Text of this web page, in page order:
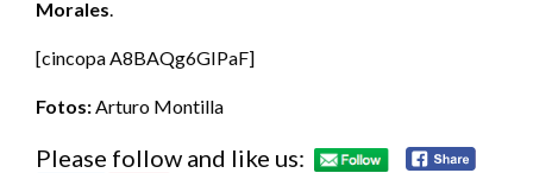
Morales
[cincopa A8BAQg6GIPaF]
Fotos: Arturo Montilla
Please follow and like us: